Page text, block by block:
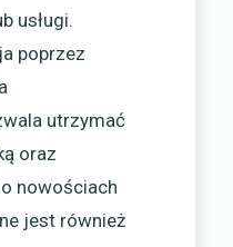
usługi.
poprzez
utrzymać
oraz
nowościach
jest również